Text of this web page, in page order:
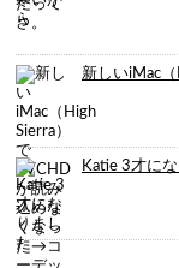
新しいiMac
Katie 3才に